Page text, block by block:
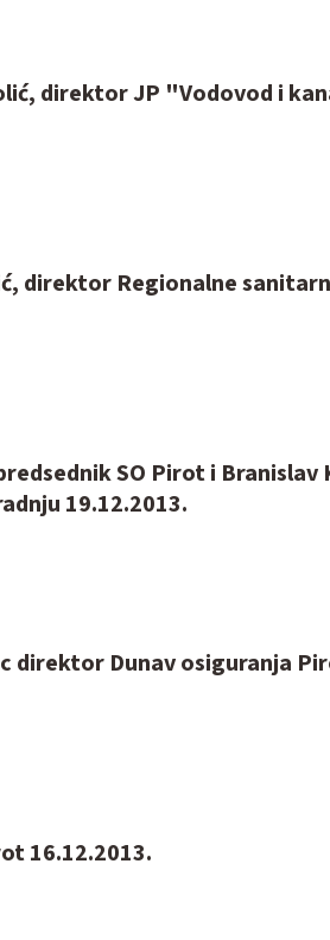
direktor JP "Vodovod i
direktor Regionalne
SO Pirot i Branislav
19.12.2013.
direktor Dunav osiguranja
16.12.2013.